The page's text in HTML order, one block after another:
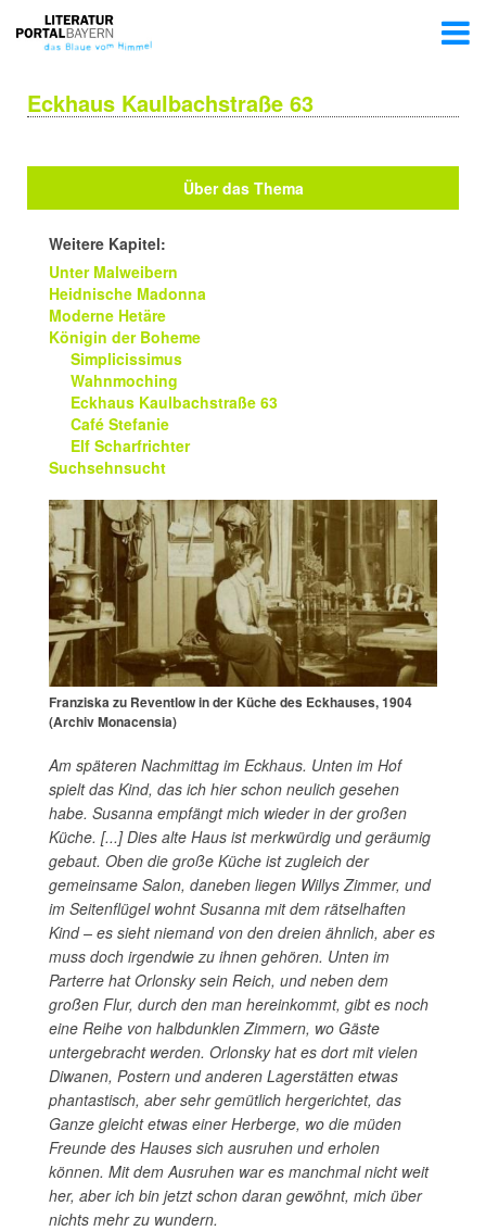
Eckhaus Kaulbachstraße 63
Über das Thema
Weitere Kapitel:
Unter Malweibern
Heidnische Madonna
Moderne Hetäre
Königin der Boheme
Simplicissimus
Wahnmoching
Eckhaus Kaulbachstraße 63
Café Stefanie
Elf Scharfrichter
Suchsehnsucht
Franziska zu Reventlow in der Küche des Eckhauses, 1904
(Archiv Monacensia)
Am späteren Nachmittag im Eckhaus. Unten im Hof
spielt das Kind, das ich hier schon neulich gesehen
habe. Susanna empfängt mich wieder in der großen
Küche. [...] Dies alte Haus ist merkwürdig und geräumig
gebaut. Oben die große Küche ist zugleich der
gemeinsame Salon, daneben liegen Willys Zimmer, und
im Seitenflügel wohnt Susanna mit dem rätselhaften
Kind – es sieht niemand von den dreien ähnlich, aber es
muss doch irgendwie zu ihnen gehören. Unten im
Parterre hat Orlonsky sein Reich, und neben dem
großen Flur, durch den man hereinkommt, gibt es noch
eine Reihe von halbdunklen Zimmern, wo Gäste
untergebracht werden. Orlonsky hat es dort mit vielen
Diwanen, Postern und anderen Lagerstätten etwas
phantastisch, aber sehr gemütlich hergerichtet, das
Ganze gleicht etwas einer Herberge, wo die müden
Freunde des Hauses sich ausruhen und erholen
können. Mit dem Ausruhen war es manchmal nicht weit
her, aber ich bin jetzt schon daran gewöhnt, mich über
nichts mehr zu wundern.